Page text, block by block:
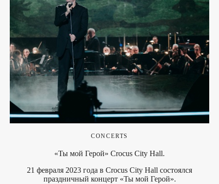
CONCERTS
«Ты мой Герой» Crocus City Hall.
21 февраля 2023 года в Crocus City Hall состоялся
праздничный концерт «Ты мой Герой».